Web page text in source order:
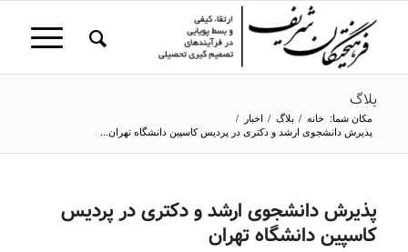
بلاگ
مکان شما: خانه / بلاگ / اخبار /
پذیرش دانشجوی ارشد و دکتری در پردیس کاسپین دانشگاه تهران...
پذیرش دانشجوی ارشد و دکتری در پردیس
کاسپین دانشگاه تهران